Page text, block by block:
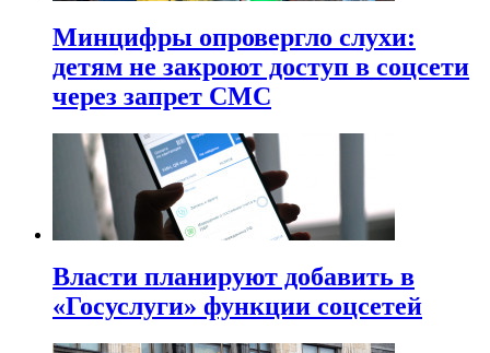
Минцифры опровергло слухи:
детям не закроют доступ в соцсети
через запрет СМС
Власти планируют добавить в
«Госуслуги» функции соцсетей